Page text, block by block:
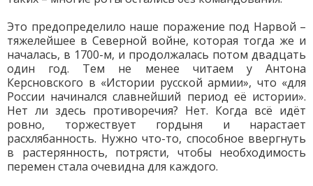
Это предопределило наше поражение под Нарвой –
тяжелейшее в Северной войне, которая тогда же и
началась, в 1700-м, и продолжалась потом двадцать
один год. Тем не менее читаем у Антона
Керсновского в «Истории русской армии», что «для
России начинался славнейший период её истории».
Нет ли здесь противоречия? Нет. Когда всё идёт
ровно, торжествует гордыня и нарастает
расхлябанность. Нужно что-то, способное ввергнуть
в растерянность, потрясти, чтобы необходимость
перемен стала очевидна для каждого.